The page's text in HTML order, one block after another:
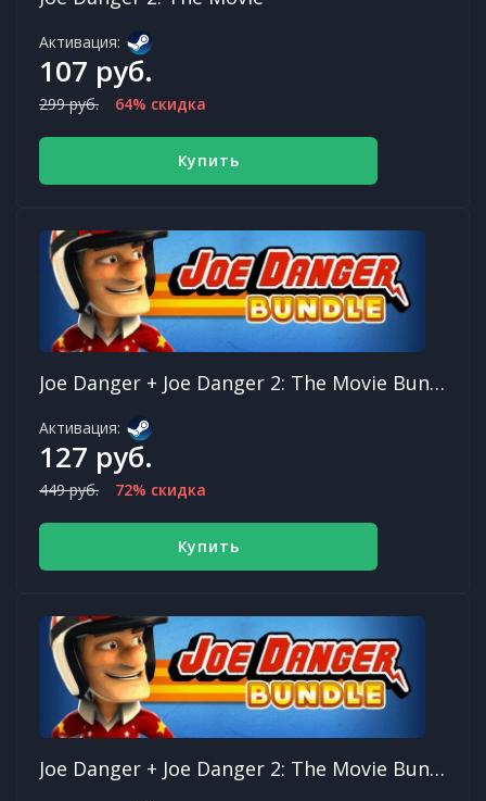
Активация:
107 руб.
299 руб. 64% скидка
Купить
Joe Danger + Joe Danger 2: The Movie Bundle
Активация:
127 руб.
449 руб. 72% скидка
Купить
Joe Danger + Joe Danger 2: The Movie Bundle